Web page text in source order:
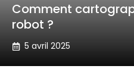
Comment
robot ?
5 avril 2025